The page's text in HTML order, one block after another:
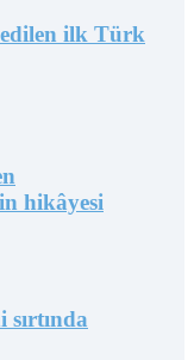
ilk Türk
hikâyesi